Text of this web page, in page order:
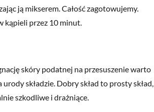
ją mikserem. Całość zagotowujemy.
kąpieli przez 10 minut.
skóry podatnej na przesuszenie warto
składzie. Dobry skład to prosty skład,
szkodliwe i drażniące.